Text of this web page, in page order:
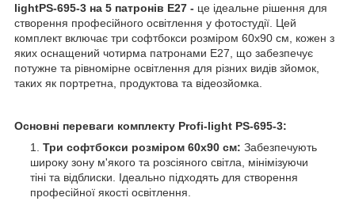
lightPS-695-3 на 5 патронів E27 - це ідеальне рішення для
створення професійного освітлення у фотостудії. Цей
комплект включає три софтбокси розміром 60х90 см, кожен з
яких оснащений чотирма патронами E27, що забезпечує
потужне та рівномірне освітлення для різних видів зйомок,
таких як портретна, продуктова та відеозйомка.
Основні переваги комплекту Profi-light PS-695-3:
Три софтбокси розміром 60х90 см: Забезпечують
широку зону м'якого та розсіяного світла, мінімізуючи
тіні та відблиски. Ідеально підходять для створення
професійної якості освітлення.